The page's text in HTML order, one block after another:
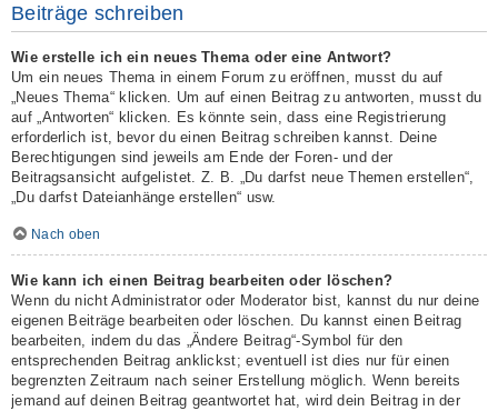
Beiträge schreiben
Wie erstelle ich ein neues Thema oder eine Antwort?
Um ein neues Thema in einem Forum zu eröffnen, musst du auf
„Neues Thema“ klicken. Um auf einen Beitrag zu antworten, musst du
auf „Antworten“ klicken. Es könnte sein, dass eine Registrierung
erforderlich ist, bevor du einen Beitrag schreiben kannst. Deine
Berechtigungen sind jeweils am Ende der Foren- und der
Beitragsansicht aufgelistet. Z. B. „Du darfst neue Themen erstellen“,
„Du darfst Dateianhänge erstellen“ usw.
Nach oben
Wie kann ich einen Beitrag bearbeiten oder löschen?
Wenn du nicht Administrator oder Moderator bist, kannst du nur deine
eigenen Beiträge bearbeiten oder löschen. Du kannst einen Beitrag
bearbeiten, indem du das „Ändere Beitrag“-Symbol für den
entsprechenden Beitrag anklickst; eventuell ist dies nur für einen
begrenzten Zeitraum nach seiner Erstellung möglich. Wenn bereits
jemand auf deinen Beitrag geantwortet hat, wird dein Beitrag in der